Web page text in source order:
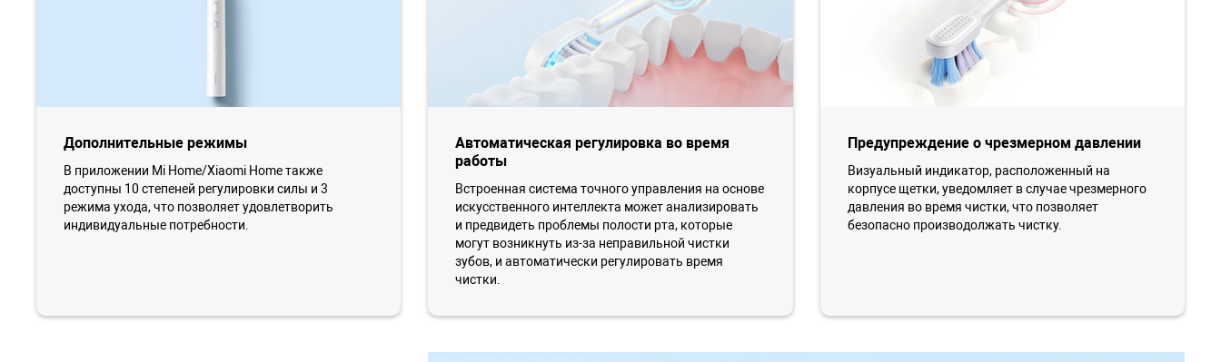
Дополнительные режимы
В приложении Mi Home/Xiaomi Home также
доступны 10 степеней регулировки силы и 3
режима ухода, что позволяет удовлетворить
индивидуальные потребности.
Автоматическая регулировка во время
работы
Встроенная система точного управления на основе
искусственного интеллекта может анализировать
и предвидеть проблемы полости рта, которые
могут возникнуть из-за неправильной чистки
зубов, и автоматически регулировать время
чистки.
Предупреждение о чрезмерном давлении
Визуальный индикатор, расположенный на
корпусе щетки, уведомляет в случае чрезмерного
давления во время чистки, что позволяет
безопасно производолжать чистку.